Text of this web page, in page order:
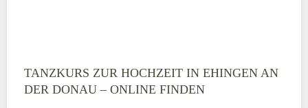
Montag
TANZKURS ZUR HOCHZEIT IN EHINGEN AN
DER DONAU – ONLINE FINDEN